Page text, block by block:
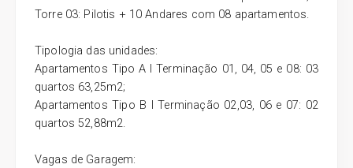
Torre 03: Pilotis + 10 Andares com 08 apartamentos.
Tipologia das unidades:
Apartamentos Tipo A I Terminação 01, 04, 05 e 08: 03
quartos 63,25m2;
Apartamentos Tipo B I Terminação 02,03, 06 e 07: 02
quartos 52,88m2.
Vagas de Garagem: